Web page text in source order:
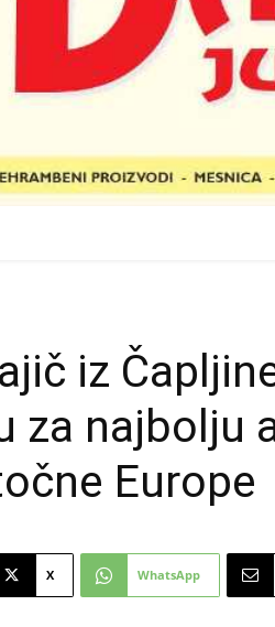
iz
za najbolju
Europe
X WhatsApp